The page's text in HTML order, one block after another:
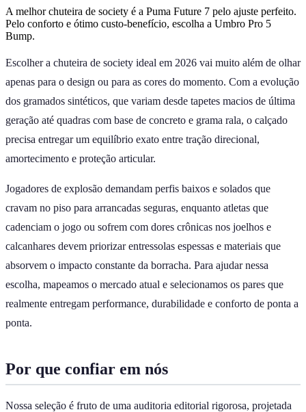
A melhor chuteira de society é a Puma Future 7 pelo ajuste perfeito.
Pelo conforto e ótimo custo-benefício, escolha a Umbro Pro 5
Bump.
Escolher a chuteira de society ideal em 2026 vai muito além de olhar
apenas para o design ou para as cores do momento. Com a evolução
dos gramados sintéticos, que variam desde tapetes macios de última
geração até quadras com base de concreto e grama rala, o calçado
precisa entregar um equilíbrio exato entre tração direcional,
amortecimento e proteção articular.
Jogadores de explosão demandam perfis baixos e solados que
cravam no piso para arrancadas seguras, enquanto atletas que
cadenciam o jogo ou sofrem com dores crônicas nos joelhos e
calcanhares devem priorizar entressolas espessas e materiais que
absorvem o impacto constante da borracha. Para ajudar nessa
escolha, mapeamos o mercado atual e selecionamos os pares que
realmente entregam performance, durabilidade e conforto de ponta a
ponta.
Por que confiar em nós
Nossa seleção é fruto de uma auditoria editorial rigorosa, projetada